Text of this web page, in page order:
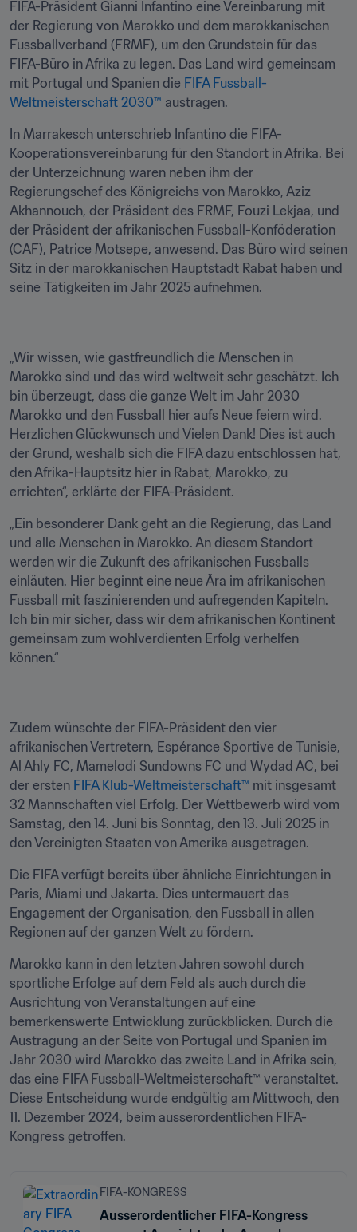
FIFA-Präsident Gianni Infantino eine Vereinbarung mit
der Regierung von Marokko und dem marokkanischen
Fussballverband (FRMF), um den Grundstein für das
FIFA-Büro in Afrika zu legen. Das Land wird gemeinsam
mit Portugal und Spanien die FIFA Fussball-
Weltmeisterschaft 2030™ austragen.
In Marrakesch unterschrieb Infantino die FIFA-
Kooperationsvereinbarung für den Standort in Afrika. Bei
der Unterzeichnung waren neben ihm der
Regierungschef des Königreichs von Marokko, Aziz
Akhannouch, der Präsident des FRMF, Fouzi Lekjaa, und
der Präsident der afrikanischen Fussball-Konföderation
(CAF), Patrice Motsepe, anwesend. Das Büro wird seinen
Sitz in der marokkanischen Hauptstadt Rabat haben und
seine Tätigkeiten im Jahr 2025 aufnehmen.
„Wir wissen, wie gastfreundlich die Menschen in
Marokko sind und das wird weltweit sehr geschätzt. Ich
bin überzeugt, dass die ganze Welt im Jahr 2030
Marokko und den Fussball hier aufs Neue feiern wird.
Herzlichen Glückwunsch und Vielen Dank! Dies ist auch
der Grund, weshalb sich die FIFA dazu entschlossen hat,
den Afrika-Hauptsitz hier in Rabat, Marokko, zu
errichten“, erklärte der FIFA-Präsident.
„Ein besonderer Dank geht an die Regierung, das Land
und alle Menschen in Marokko. An diesem Standort
werden wir die Zukunft des afrikanischen Fussballs
einläuten. Hier beginnt eine neue Ära im afrikanischen
Fussball mit faszinierenden und aufregenden Kapiteln.
Ich bin mir sicher, dass wir dem afrikanischen Kontinent
gemeinsam zum wohlverdienten Erfolg verhelfen
können.“
Zudem wünschte der FIFA-Präsident den vier
afrikanischen Vertretern, Espérance Sportive de Tunisie,
Al Ahly FC, Mamelodi Sundowns FC und Wydad AC, bei
der ersten FIFA Klub-Weltmeisterschaft™ mit insgesamt
32 Mannschaften viel Erfolg. Der Wettbewerb wird vom
Samstag, den 14. Juni bis Sonntag, den 13. Juli 2025 in
den Vereinigten Staaten von Amerika ausgetragen.
Die FIFA verfügt bereits über ähnliche Einrichtungen in
Paris, Miami und Jakarta. Dies untermauert das
Engagement der Organisation, den Fussball in allen
Regionen auf der ganzen Welt zu fördern.
Marokko kann in den letzten Jahren sowohl durch
sportliche Erfolge auf dem Feld als auch durch die
Ausrichtung von Veranstaltungen auf eine
bemerkenswerte Entwicklung zurückblicken. Durch die
Austragung an der Seite von Portugal und Spanien im
Jahr 2030 wird Marokko das zweite Land in Afrika sein,
das eine FIFA Fussball-Weltmeisterschaft™ veranstaltet.
Diese Entscheidung wurde endgültig am Mittwoch, den
11. Dezember 2024, beim ausserordentlichen FIFA-
Kongress getroffen.
FIFA-KONGRESS
Ausserordentlicher FIFA-Kongress